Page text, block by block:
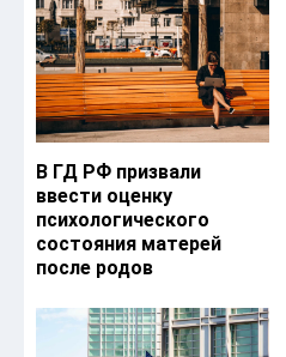
В ГД РФ призвали
ввести оценку
психологического
состояния матерей
после родов